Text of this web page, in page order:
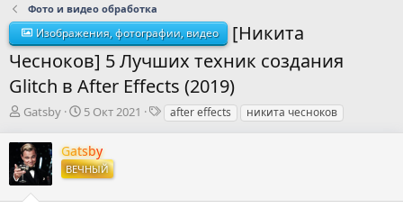
Фото и видео обработка
Изображения, фотографии, видео
[Никита
Чесноков] 5 Лучших техник создания
Glitch в After Effects (2019)
А
т
о
р
Gatsby
Д
т
а
н
5 Окт 2021
Тafter effects никита чесноков
Gatsby
ВЕЧНЫЙ